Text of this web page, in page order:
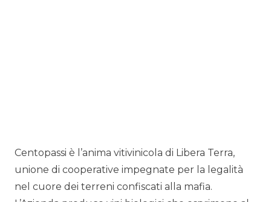
Centopassi è l’anima vitivinicola di Libera Terra,
unione di cooperative impegnate per la legalità
nel cuore dei terreni confiscati alla mafia.